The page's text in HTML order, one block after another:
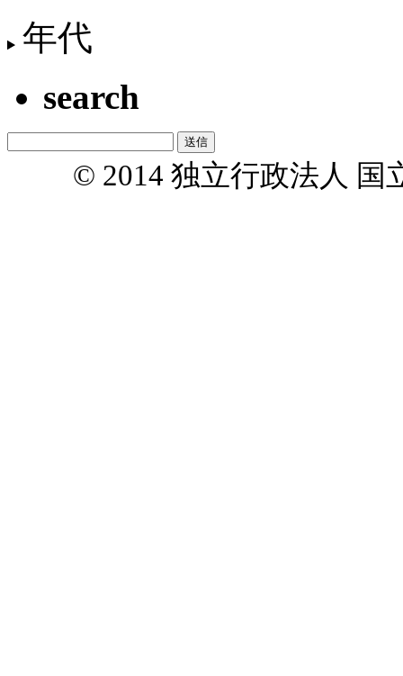
年代
search
© 2014 独立行政法人 国